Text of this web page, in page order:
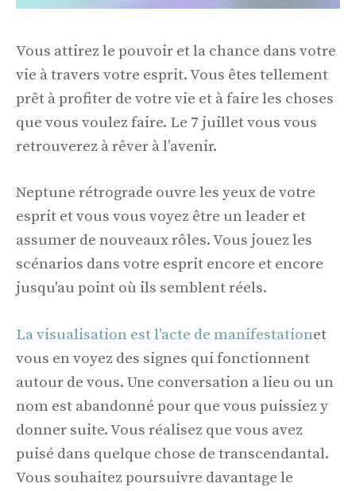
Vous attirez le pouvoir et la chance dans votre
vie à travers votre esprit. Vous êtes tellement
prêt à profiter de votre vie et à faire les choses
que vous voulez faire. Le 7 juillet vous vous
retrouverez à rêver à l’avenir.
Neptune rétrograde ouvre les yeux de votre
esprit et vous vous voyez être un leader et
assumer de nouveaux rôles. Vous jouez les
scénarios dans votre esprit encore et encore
jusqu'au point où ils semblent réels.
La visualisation est l'acte de manifestationet
vous en voyez des signes qui fonctionnent
autour de vous. Une conversation a lieu ou un
nom est abandonné pour que vous puissiez y
donner suite. Vous réalisez que vous avez
puisé dans quelque chose de transcendantal.
Vous souhaitez poursuivre davantage le